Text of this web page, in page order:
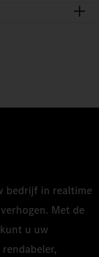
bedrijf in realtime
Met de
u uw